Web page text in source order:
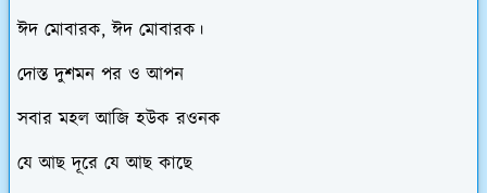
ঈদ মোবারক, ঈদ মোবারক।
দোস্ত দুশমন পর ও আপন
সবার মহল আজি হউক রওনক
যে আছ দূরে যে আছ কাছে